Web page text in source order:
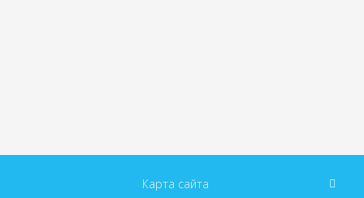
Карта сайта